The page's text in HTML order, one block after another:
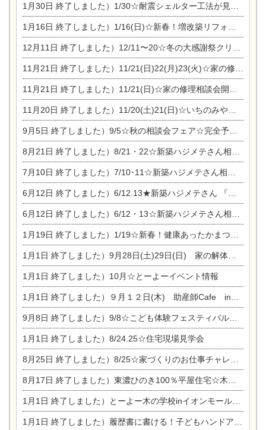
1月30日 終了しました）1/30☆耐震シェルター工法が見れる完成見学会
1月16日 終了しました）1/16(日)☆新春！増改築リフォーム&家の修理まつり
12月11日 終了しました）12/11〜20☆冬の大感謝祭クリスマス相談会開催
11月21日 終了しました）11/21(日)22(月)23(火)☆家の修理まつり＆増改築リフォーム相談会
11月21日 終了しました）11/21(日)☆家の修理相談会開催 in 扶桑オークビレッジ
11月20日 終了しました）11/20(土)21(日)☆いちのみや逸品市に出店します【ひのきのバラ販売】
9月5日 終了しました）9/5☆秋の相談会フェア☆完全予約制
8月21日 終了しました）8/21・22☆新築ハジメテさん相談会 『集まれ！農地に家を建てたい人！』
7月10日 終了しました）7/10･11☆新築ハジメテさん相談会 『集まれ！農地に家を建てたい人！』完全予約制
6月12日 終了しました）6/12.13★新築ハジメテさん 『木の家 現場体感見学会』
6月12日 終了しました）6/12・13☆新築ハジメテさん相談会『今ある土地に家を建てる際の注意点』
1月19日 終了しました）1/19☆新春！健康あったかまつり＆増改築リフォームまつり
1月1日 終了しました）9月28日(土)29日(日) 家の解体なんでも相談会
1月1日 終了しました）10月☆とーよーイベント情報
1月1日 終了しました）９月１２日(木) 助産師Cafe in東陽住建
9月8日 終了しました）9/8☆こども体験フェスティバル☆一宮市民会館
1月1日 終了しました）8/24.25☆住宅現場見学会
8月25日 終了しました）8/25☆家づくりのお仕事チャレンジ
8月17日 終了しました）東濃ひのき100％平屋住宅☆木の家完成見学会
1月1日 終了しました）とーよー木の学校inイオンモール木曽川
1月1日 終了しました）履歴書に書ける！子どもハンドアロマ講座☆